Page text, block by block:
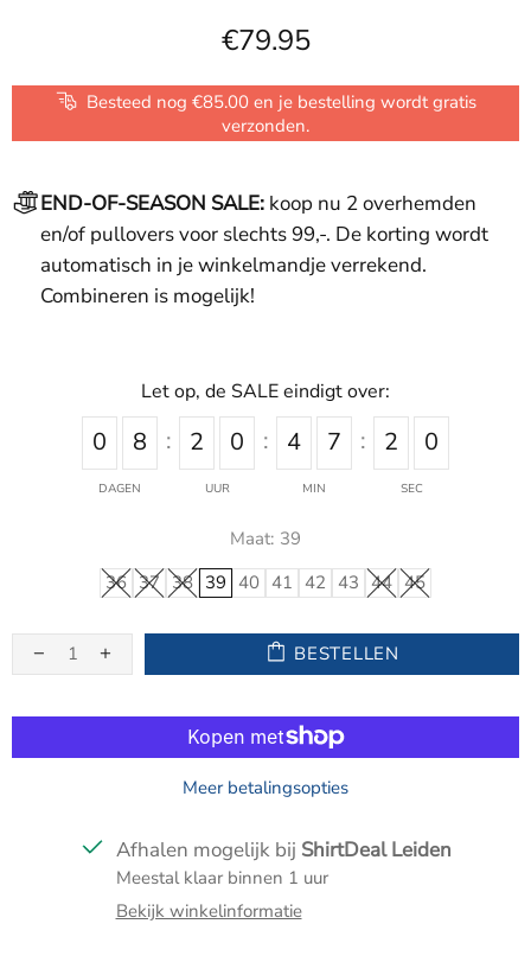
€79.95
Besteed nog €85.00 en je bestelling wordt gratis
verzonden.
END-OF-SEASON SALE: koop nu 2 overhemden
en/of pullovers voor slechts 99,-. De korting wordt
automatisch in je winkelmandje verrekend.
Combineren is mogelijk!
0 8
DAGEN
2 0
UUR
4 7
MIN
2 0
SEC
Let op, de SALE eindigt over:
Maat: 39
36 37 38 39 40 41 42 43 44 45
BESTELLEN
Meer betalingsopties
Afhalen mogelijk bij ShirtDeal Leiden
Meestal klaar binnen 1 uur
Bekijk winkelinformatie